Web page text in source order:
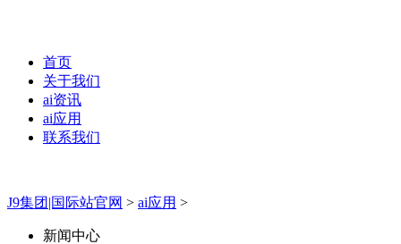
首页
关于我们
ai资讯
ai应用
联系我们
J9集团|国际站官网 > ai应用 >
新闻中心